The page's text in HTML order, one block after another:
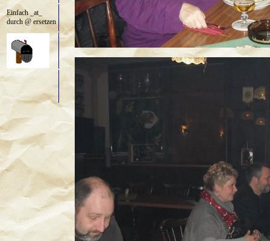
Einfach _at_
durch @ ersetzen